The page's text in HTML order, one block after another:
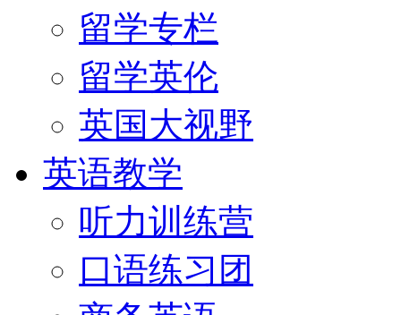
留学专栏
留学英伦
英国大视野
英语教学
听力训练营
口语练习团